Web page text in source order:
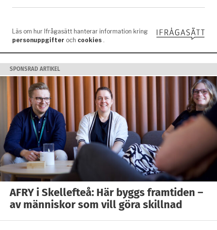
SPONSRAD ARTIKEL
AFRY i Skellefteå: Här byggs framtiden –
av människor som vill göra skillnad